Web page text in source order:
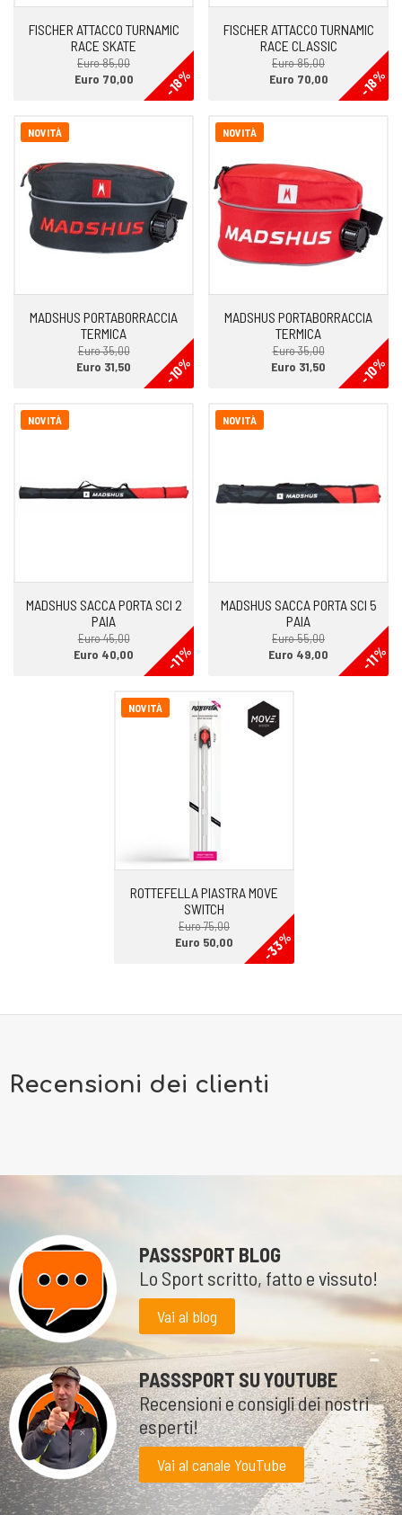
FISCHER ATTACCO TURNAMIC
RACE SKATE
Euro 85,00
-18%
Euro 70,00
FISCHER ATTACCO TURNAMIC
RACE CLASSIC
Euro 85,00
-18%
Euro 70,00
NOVITÀ
MADSHUS PORTABORRACCIA
TERMICA
Euro 35,00
-10%
Euro 31,50
NOVITÀ
MADSHUS PORTABORRACCIA
TERMICA
Euro 35,00
-10%
Euro 31,50
NOVITÀ
MADSHUS SACCA PORTA SCI 2
PAIA
Euro 45,00
-11%
Euro 40,00
NOVITÀ
MADSHUS SACCA PORTA SCI 5
PAIA
Euro 55,00
-11%
Euro 49,00
NOVITÀ
ROTTEFELLA PIASTRA MOVE
SWITCH
Euro 75,00
-33%
Euro 50,00
Recensioni dei clienti
PASSSPORT BLOG
Lo Sport scritto, fatto e vissuto!
Vai al blog
PASSSPORT SU YOUTUBE
Recensioni e consigli dei nostri
esperti!
Vai al canale YouTube